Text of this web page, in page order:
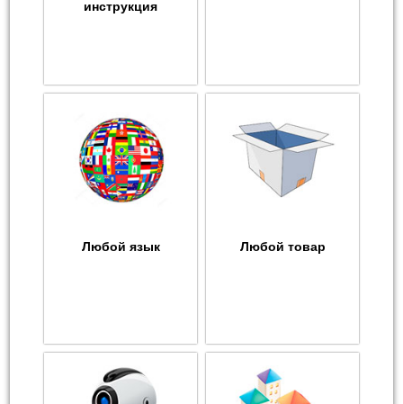
инструкция
Любой язык Любой товар